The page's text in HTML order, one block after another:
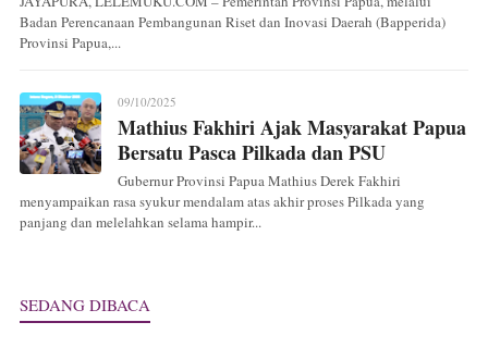
Badan Perencanaan Pembangunan Riset dan Inovasi Daerah (Bapperida)
Provinsi Papua,...
09/10/2025
Mathius Fakhiri Ajak Masyarakat Papua
Bersatu Pasca Pilkada dan PSU
Gubernur Provinsi Papua Mathius Derek Fakhiri
menyampaikan rasa syukur mendalam atas akhir proses Pilkada yang
panjang dan melelahkan selama hampir...
SEDANG DIBACA